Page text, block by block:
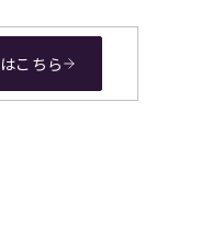
こちら